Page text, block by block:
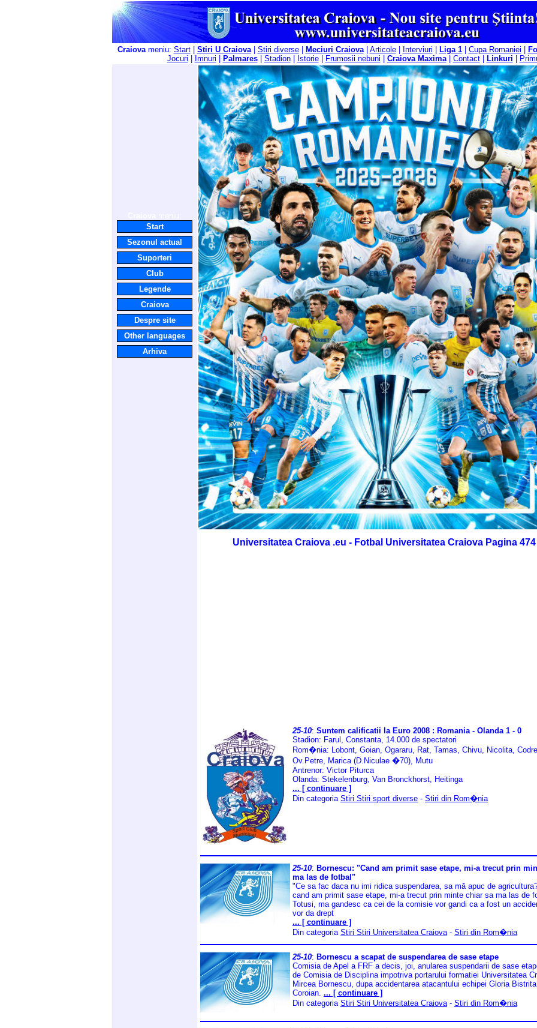
Craiovameniu: Start| Stiri U Craiova| Stiri diverse| Meciuri Craiova| Articole| Interviuri Liga 1| Cupa Romaniei
Jocuri
Imnuri Palmares| Stadion| Istorie| Frumosii nebuni Craiova Maxima| Contact| Linkuri
Start
Sezonul actual
Suporteri
Club
Legende
Craiova
Despre site
Other languages
Arhiva
Universitatea Craiova .eu - Fotbal Universitatea Craiova Pagina 474
25-10: Suntem calificatii la Euro 2008 : Romania - Olanda 1 - 0
Stadion: Farul, Constanta, 14.000 de spectatori
Rom�nia: Lobont, Goian, Ogararu, Rat, Tamas, Chivu, Nicolita,
Ov.Petre, Marica (D.Niculae �70), Mutu
Antrenor: Victor Piturca
Olanda: Stekelenburg, Van Bronckhorst, Heitinga
... [ continuare ]
Din categoria Stiri Stiri sport diverse - Stiri din Rom�nia
25-10: Bornescu: "Cand am primit sase etape, mi-a trecut prin
ma las de fotbal"
"Ce sa fac daca nu imi ridica suspendarea, sa mă apuc de
cand am primit sase etape, mi-a trecut prin minte chiar sa ma las de
Totusi, ma gandesc ca cei de la comisie vor gandi ca a fost un
vor da drept
... [ continuare ]
Din categoria Stiri Stiri Universitatea Craiova - Stiri din Rom�nia
25-10: Bornescu a scapat de suspendarea de sase etape
Comisia de Apel a FRF a decis, joi, anularea suspendarii de sase
de Comisia de Disciplina impotriva portarului formatiei Universitatea
Mircea Bornescu, dupa accidentarea atacantului echipei Gloria
Coroian. ... [ continuare ]
Din categoria Stiri Stiri Universitatea Craiova - Stiri din Rom�nia